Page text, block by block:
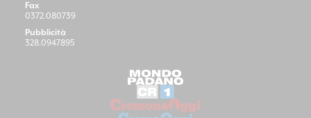
Fax
0372.080739
Pubblicità
328.0947895